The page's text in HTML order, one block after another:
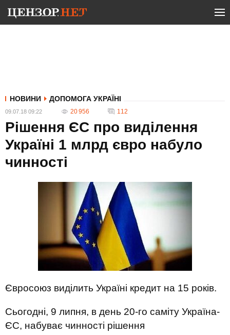
НОВИНИ ДОПОМОГА УКРАЇНІ
09.07.18 09:22 20 956 112
Рішення ЄС про виділення
Україні 1 млрд євро набуло
чинності
Євросоюз виділить Україні кредит на 15 років.
Сьогодні, 9 липня, в день 20-го саміту Україна-
ЄС, набуває чинності рішення